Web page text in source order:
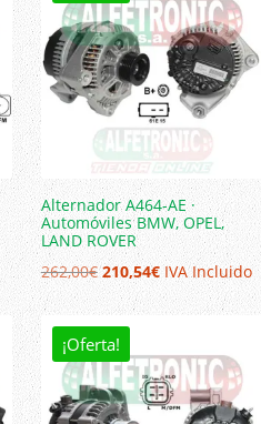
206,75€.181,50€.
Alternador A464-AE ·
Automóviles BMW, OPEL,
LAND ROVER
262,00€El
precio
original
era:
262,00€.
210,54€El
precio
es:
210,54€.
IVA Incluido
¡Oferta!